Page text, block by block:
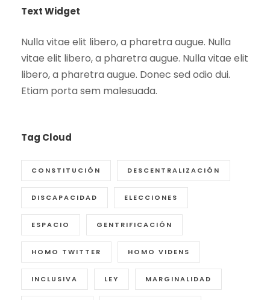
Text Widget
Nulla vitae elit libero, a pharetra augue. Nulla
vitae elit libero, a pharetra augue. Nulla vitae elit
libero, a pharetra augue. Donec sed odio dui.
Etiam porta sem malesuada.
Tag Cloud
CONSTITUCIÓN DESCENTRALIZACIÓN
DISCAPACIDAD ELECCIONES
ESPACIO GENTRIFICACIÓN
HOMO TWITTER HOMO VIDENS
INCLUSIVA LEY MARGINALIDAD